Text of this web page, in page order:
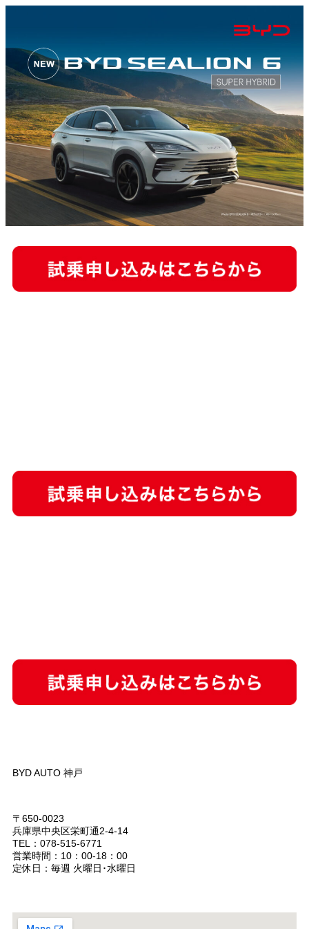
BYD AUTO 神戸
〒650-0023
兵庫県中央区栄町通2-4-14
TEL： 078-515-6771
営業時間：10：00-18：00
定休日：毎週 火曜日･水曜日